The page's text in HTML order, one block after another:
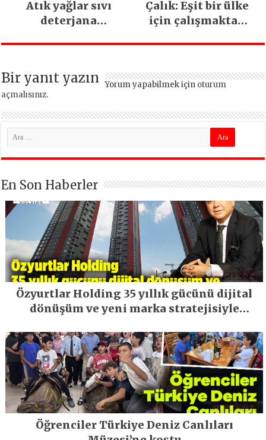
Atık yağlar sıvı
deterjana
Çalık: Eşit bir ülke
için çalışmaktan
Bir yanıt yazın Yorum yapabilmek için oturum
açmalısınız.
En Son Haberler
Özyurtlar Holding 35 yıllık gücünü dijital
dönüşüm ve yeni marka stratejisiyle
Öğrenciler Türkiye Deniz Canlıları